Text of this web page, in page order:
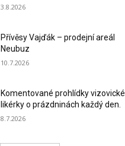
3.8.2026
Přívěsy Vajďák – prodejní areál
Neubuz
10.7.2026
Komentované prohlídky vizovické
likérky o prázdninách každý den.
8.7.2026